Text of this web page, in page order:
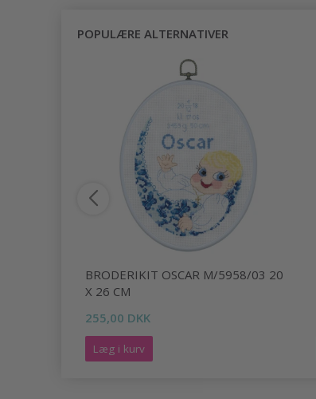
POPULÆRE ALTERNATIVER
BRODERIKIT OSCAR M/5958/03 20
X 26 CM
255,00 DKK
Læg i kurv